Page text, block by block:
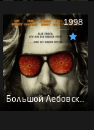
Большой Лебовски - (Перевод Гоблина)
1998